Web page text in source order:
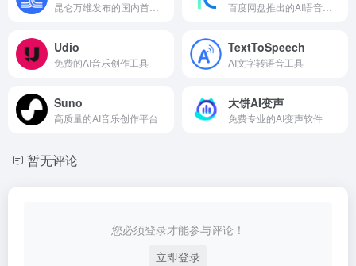
Udio
免费的AI音乐创作工具
TextToSpeech
AI文字转语音工具
Suno
高质量的AI音乐创作平台
大饼AI变声
免费专业的AI变声软件
暂无评论
您必须登录才能参与评论！
立即登录